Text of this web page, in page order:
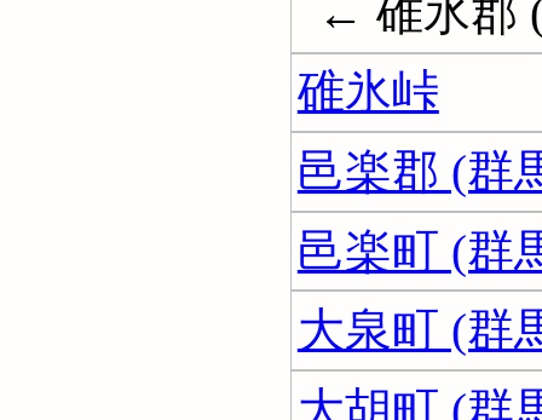
← 碓氷郡
碓氷峠
邑楽郡 (群
邑楽町 (群
大泉町 (群
大胡町 (群